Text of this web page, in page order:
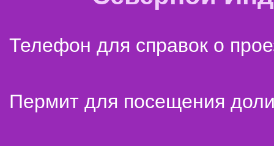
Телефон для справок о
Пермит для посещения